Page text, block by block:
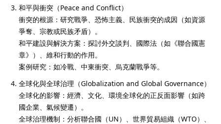
和平與衝突（Peace and Conflict）
衝突的根源：研究戰爭、恐怖主義、民族衝突的成因（如資源
爭奪、宗教或民族矛盾）。
和平建設與解決方案：探討外交談判、國際法（如《聯合國憲
章》）、維和行動的作用。
案例研究：如冷戰、中東衝突、烏克蘭戰爭等。
全球化與全球治理（Globalization and Global Governance）
全球化的影響：經濟、文化、環境全球化的正反面影響（如跨
國企業、氣候變遷）。
全球治理機制：分析聯合國（UN）、世界貿易組織（WTO）、